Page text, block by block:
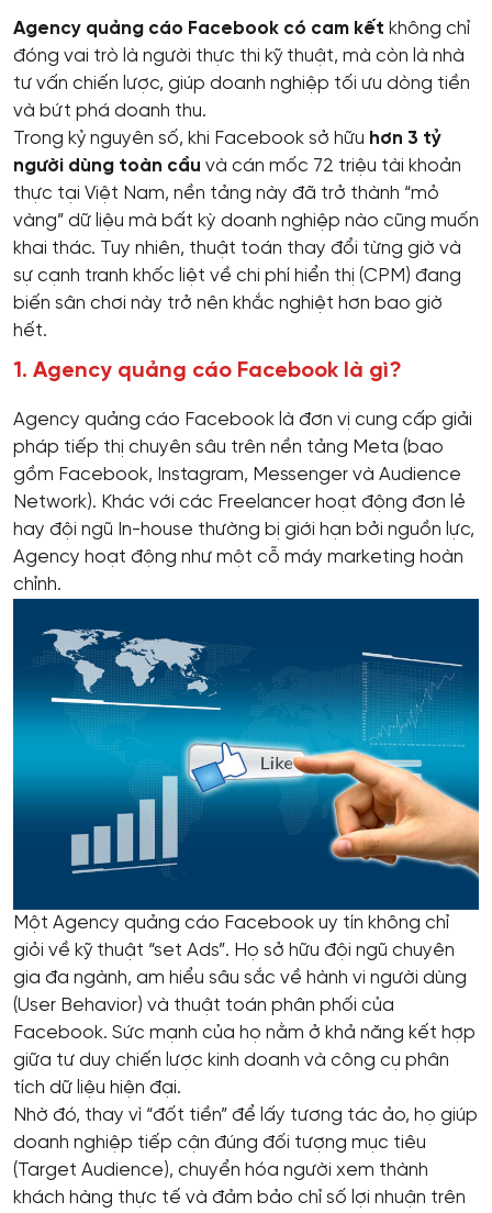
Agency quảng cáo Facebook có cam kết không chỉ
đóng vai trò là người thực thi kỹ thuật, mà còn là nhà
tư vấn chiến lược, giúp doanh nghiệp tối ưu dòng tiền
và bứt phá doanh thu.
Trong kỷ nguyên số, khi Facebook sở hữu hơn 3 tỷ
người dùng toàn cầu và cán mốc 72 triệu tài khoản
thực tại Việt Nam, nền tảng này đã trở thành “mỏ
vàng” dữ liệu mà bất kỳ doanh nghiệp nào cũng muốn
khai thác. Tuy nhiên, thuật toán thay đổi từng giờ và
sự cạnh tranh khốc liệt về chi phí hiển thị (CPM) đang
biến sân chơi này trở nên khắc nghiệt hơn bao giờ
hết.
1. Agency quảng cáo Facebook là gì?
Agency quảng cáo Facebook là đơn vị cung cấp giải
pháp tiếp thị chuyên sâu trên nền tảng Meta (bao
gồm Facebook, Instagram, Messenger và Audience
Network). Khác với các Freelancer hoạt động đơn lẻ
hay đội ngũ In-house thường bị giới hạn bởi nguồn lực,
Agency hoạt động như một cỗ máy marketing hoàn
chỉnh.
Một Agency quảng cáo Facebook uy tín không chỉ
giỏi về kỹ thuật “set Ads”. Họ sở hữu đội ngũ chuyên
gia đa ngành, am hiểu sâu sắc về hành vi người dùng
(User Behavior) và thuật toán phân phối của
Facebook. Sức mạnh của họ nằm ở khả năng kết hợp
giữa tư duy chiến lược kinh doanh và công cụ phân
tích dữ liệu hiện đại.
Nhờ đó, thay vì “đốt tiền” để lấy tương tác ảo, họ giúp
doanh nghiệp tiếp cận đúng đối tượng mục tiêu
(Target Audience), chuyển hóa người xem thành
khách hàng thực tế và đảm bảo chỉ số lợi nhuận trên